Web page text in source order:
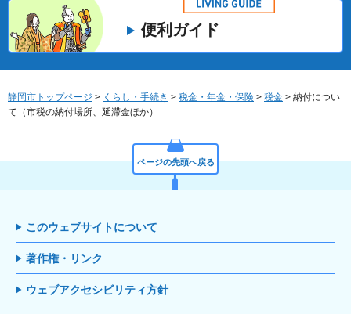
便利ガイド
静岡市トップページ > くらし・手続き > 税金・年金・保険 > 税金 > 納付につい
て（市税の納付場所、延滞金ほか）
ページの先頭へ戻る
このウェブサイトについて
著作権・リンク
ウェブアクセシビリティ方針